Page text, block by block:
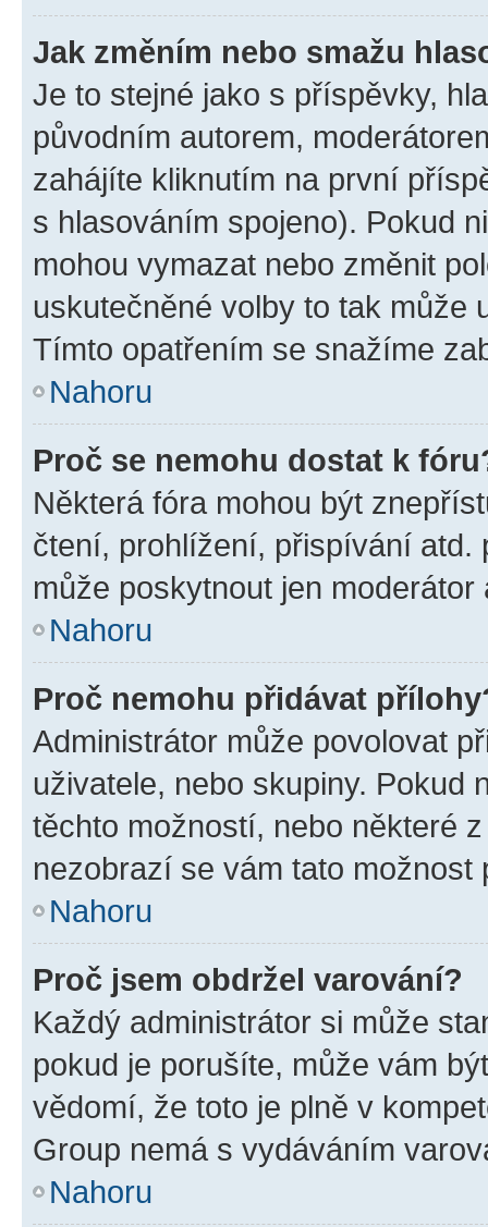
Jak změním nebo smažu
Je to stejné jako s příspěvky,
původním autorem,
zahájíte kliknutím na první
s hlasováním spojeno). Pokud
mohou vymazat nebo změnit
uskutečněné volby to tak může
Tímto opatřením se snažíme
Nahoru
Proč se nemohu dostat k
Některá fóra mohou být
čtení, prohlížení, přispívání atd.
může poskytnout jen
Nahoru
Proč nemohu přidávat
Administrátor může povolovat
uživatele, nebo skupiny. Pokud
těchto možností, nebo některé
nezobrazí se vám tato
Nahoru
Proč jsem obdržel varování?
Každý administrátor si může
pokud je porušíte, může vám
vědomí, že toto je plně v
Group nemá s vydáváním
Nahoru